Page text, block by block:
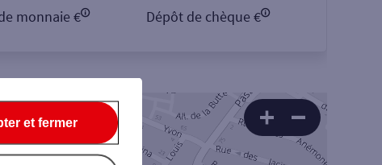
monnaie € Dépôt de chèque €
et fermer